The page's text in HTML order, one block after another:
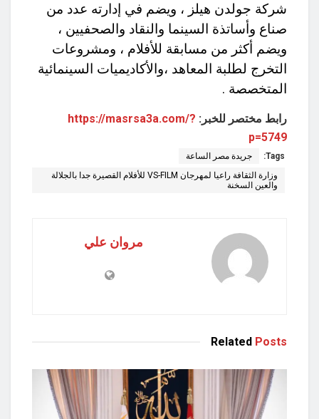
شركة جولدن هيلز ، ويضم في إدارته عدد من
صناع وأساتذة السينما والنقاد والصحفيين ،
ويضم أكثر من مسابقة للأفلام ، ومشروعات
التخرج لطلبة المعاهد ،والأكاديميات السينمائية
المتخصصة .
رابط مختصر للخبر: https://masrsa3a.com/?
p=5749
Tags:
جريدة مصر الساعة
وزارة الثقافة راعيا لمهرجان VS-FILM للأفلام القصيرة جدا بالجلالة
والعين السخنة
مروان علي
Related Posts